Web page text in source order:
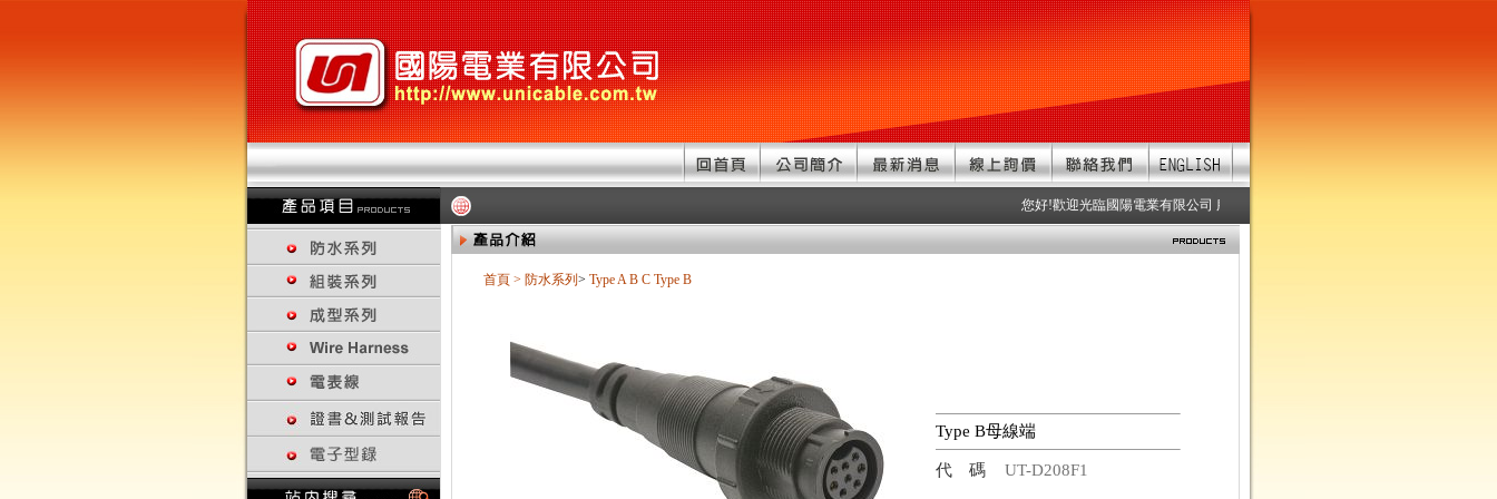
您好!歡迎光臨國陽電業有限公司 服務項目：防水連接器、防水接頭、防水連
首頁 > 防水系列 > Type A B C Type B
Type B母線端
代碼 UT-D208F1